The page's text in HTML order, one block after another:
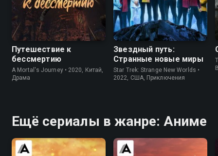
7.9 6.9
Путешествие к
бессмертию
A Mortal's Journey • 2020, Китай,
Драма
7.9 8.2
Звездный путь:
Странные новые миры
Star Trek: Strange New Worlds •
2022, США, Приключения
Ещё сериалы в жанре: Аниме